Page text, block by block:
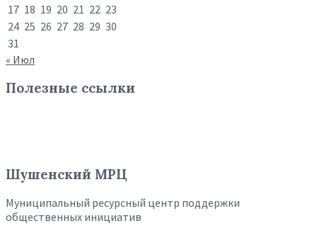
17 18 19 20 21 22 23
24 25 26 27 28 29 30
31
« Июл
Полезные ссылки
Шушенский МРЦ
Муниципальный ресурсный центр поддержки
общественных инициатив